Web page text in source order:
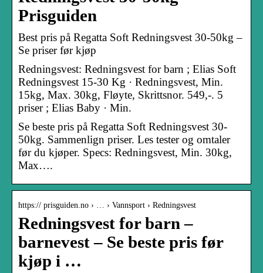
Prisguiden
Best pris på Regatta Soft Redningsvest 30-50kg –
Se priser før kjøp
Redningsvest: Redningsvest for barn ; Elias Soft
Redningsvest 15-30 Kg · Redningsvest, Min.
15kg, Max. 30kg, Fløyte, Skrittsnor. 549,-. 5
priser ; Elias Baby · Min.
Se beste pris på Regatta Soft Redningsvest 30-
50kg. Sammenlign priser. Les tester og omtaler
før du kjøper. Specs: Redningsvest, Min. 30kg,
Max….
https:// prisguiden.no › … › Vannsport › Redningsvest
Redningsvest for barn –
barnevest – Se beste pris før
kjøp i …